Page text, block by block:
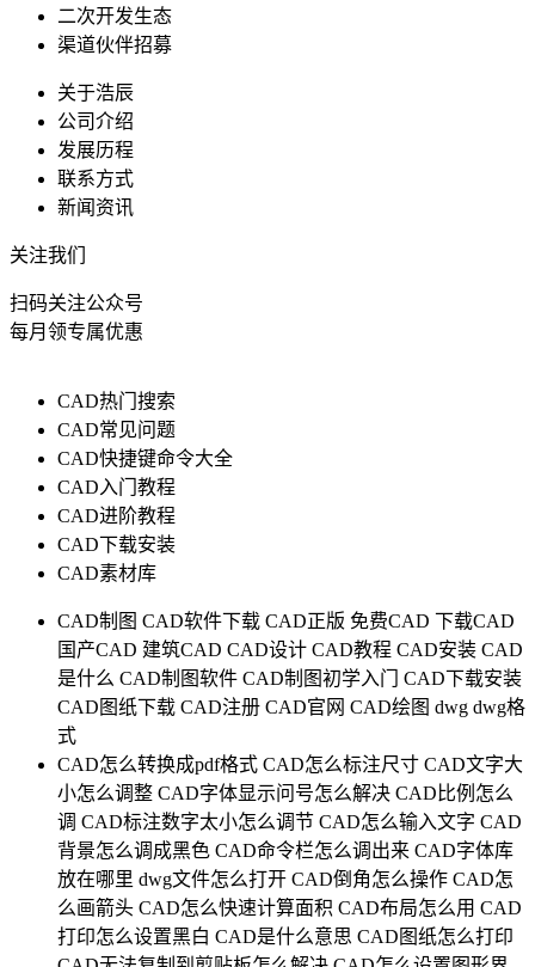
二次开发生态
渠道伙伴招募
关于浩辰
公司介绍
发展历程
联系方式
新闻资讯
关注我们
扫码关注公众号
每月领专属优惠
CAD热门搜索
CAD常见问题
CAD快捷键命令大全
CAD入门教程
CAD进阶教程
CAD下载安装
CAD素材库
CAD制图 CAD软件下载 CAD正版 免费CAD 下载CAD
国产CAD 建筑CAD CAD设计 CAD教程 CAD安装 CAD
是什么 CAD制图软件 CAD制图初学入门
CAD下载安装
CAD图纸下载 CAD注册 CAD官网 CAD绘图 dwg dwg格
式
CAD怎么转换成pdf格式 CAD怎么标注尺寸 CAD文字大
小怎么调整 CAD字体显示问号怎么解决 CAD比例怎么
调 CAD标注数字太小怎么调节 CAD怎么输入文字 CAD
背景怎么调成黑色 CAD命令栏怎么调出来 CAD字体库
放在哪里 dwg文件怎么打开 CAD倒角怎么操作 CAD怎
么画箭头 CAD怎么快速计算面积 CAD布局怎么用 CAD
打印怎么设置黑白 CAD是什么意思 CAD图纸怎么打印